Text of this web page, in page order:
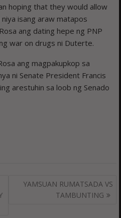
hoping that they would allow
isang araw matapos
ang dating hepe ng PNP
war on drugs ni Duterte.
ang magpakupkop sa
ni Senate President Francis
arestuhin sa loob ng Senado
YAMSUAN RUMATSADA VS
TAMBUNTING